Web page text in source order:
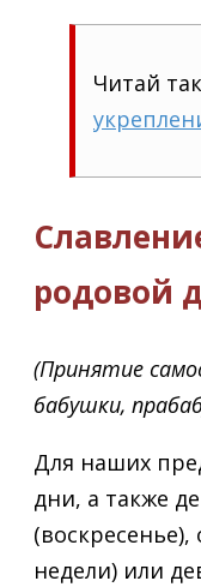
Читай
родовой
(Принятие
бабушки,
Для наших
дни, а также
недели) или